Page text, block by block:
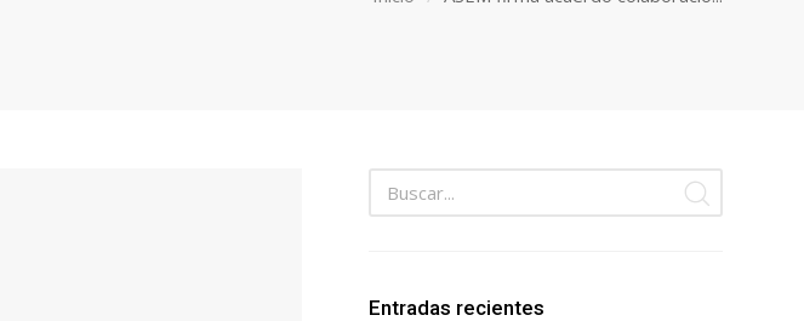
Entradas recientes